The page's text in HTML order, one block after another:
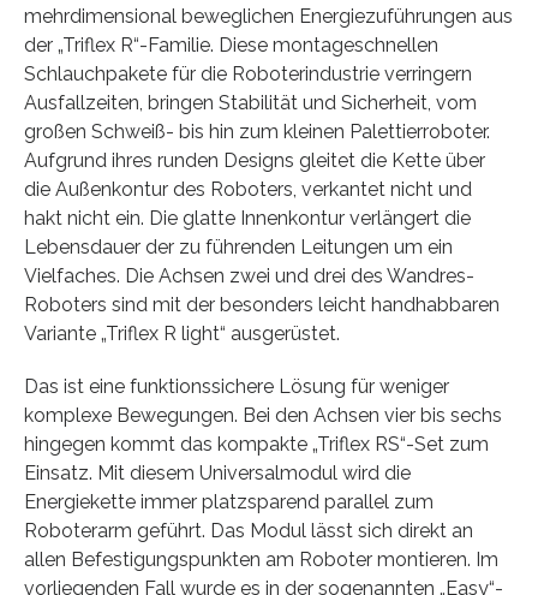
mehrdimensional beweglichen Energiezuführungen aus
der „Triflex R“-Familie. Diese montageschnellen
Schlauchpakete für die Roboterindustrie verringern
Ausfallzeiten, bringen Stabilität und Sicherheit, vom
großen Schweiß- bis hin zum kleinen Palettierroboter.
Aufgrund ihres runden Designs gleitet die Kette über
die Außenkontur des Roboters, verkantet nicht und
hakt nicht ein. Die glatte Innenkontur verlängert die
Lebensdauer der zu führenden Leitungen um ein
Vielfaches. Die Achsen zwei und drei des Wandres-
Roboters sind mit der besonders leicht handhabbaren
Variante „Triflex R light“ ausgerüstet.
Das ist eine funktionssichere Lösung für weniger
komplexe Bewegungen. Bei den Achsen vier bis sechs
hingegen kommt das kompakte „Triflex RS“-Set zum
Einsatz. Mit diesem Universalmodul wird die
Energiekette immer platzsparend parallel zum
Roboterarm geführt. Das Modul lässt sich direkt an
allen Befestigungspunkten am Roboter montieren. Im
vorliegenden Fall wurde es in der sogenannten „Easy“-